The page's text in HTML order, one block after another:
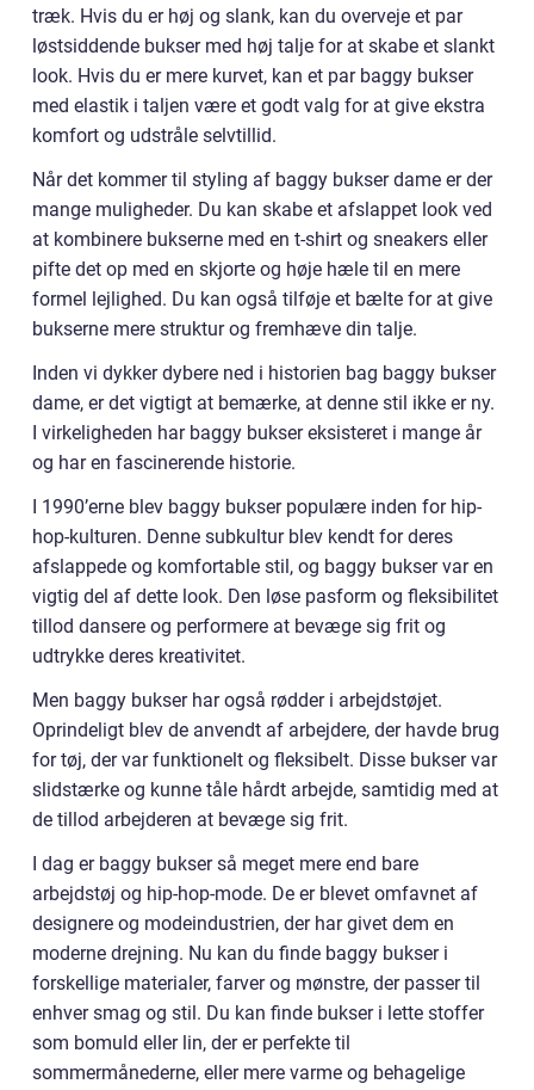
træk. Hvis du er høj og slank, kan du overveje et par
løstsiddende bukser med høj talje for at skabe et slankt
look. Hvis du er mere kurvet, kan et par baggy bukser
med elastik i taljen være et godt valg for at give ekstra
komfort og udstråle selvtillid.
Når det kommer til styling af baggy bukser dame er der
mange muligheder. Du kan skabe et afslappet look ved
at kombinere bukserne med en t-shirt og sneakers eller
pifte det op med en skjorte og høje hæle til en mere
formel lejlighed. Du kan også tilføje et bælte for at give
bukserne mere struktur og fremhæve din talje.
Inden vi dykker dybere ned i historien bag baggy bukser
dame, er det vigtigt at bemærke, at denne stil ikke er ny.
I virkeligheden har baggy bukser eksisteret i mange år
og har en fascinerende historie.
I 1990’erne blev baggy bukser populære inden for hip-
hop-kulturen. Denne subkultur blev kendt for deres
afslappede og komfortable stil, og baggy bukser var en
vigtig del af dette look. Den løse pasform og fleksibilitet
tillod dansere og performere at bevæge sig frit og
udtrykke deres kreativitet.
Men baggy bukser har også rødder i arbejdstøjet.
Oprindeligt blev de anvendt af arbejdere, der havde brug
for tøj, der var funktionelt og fleksibelt. Disse bukser var
slidstærke og kunne tåle hårdt arbejde, samtidig med at
de tillod arbejderen at bevæge sig frit.
I dag er baggy bukser så meget mere end bare
arbejdstøj og hip-hop-mode. De er blevet omfavnet af
designere og modeindustrien, der har givet dem en
moderne drejning. Nu kan du finde baggy bukser i
forskellige materialer, farver og mønstre, der passer til
enhver smag og stil. Du kan finde bukser i lette stoffer
som bomuld eller lin, der er perfekte til
sommermånederne, eller mere varme og behagelige